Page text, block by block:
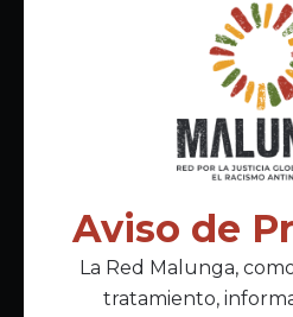
Inscríbete al boletín
Acepto lapolítica de
Aviso de
La Red Malunga,
tratamiento,